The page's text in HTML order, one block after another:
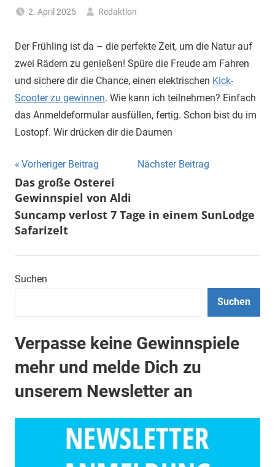
2. April 2025 Redaktion
Der Frühling ist da – die perfekte Zeit, um die Natur auf
zwei Rädern zu genießen! Spüre die Freude am Fahren
und sichere dir die Chance, einen elektrischen Kick-
Scooter zu gewinnen. Wie kann ich teilnehmen? Einfach
das Anmeldeformular ausfüllen, fertig. Schon bist du im
Lostopf. Wir drücken dir die Daumen
Beitragsnavigation
Vorheriger Beitrag
Das große Osterei
Gewinnspiel von Aldi
Nächster Beitrag
Suncamp verlost 7 Tage in einem SunLodge
Safarizelt
Suchen
Suchen
Verpasse keine Gewinnspiele
mehr und melde Dich zu
unserem Newsletter an